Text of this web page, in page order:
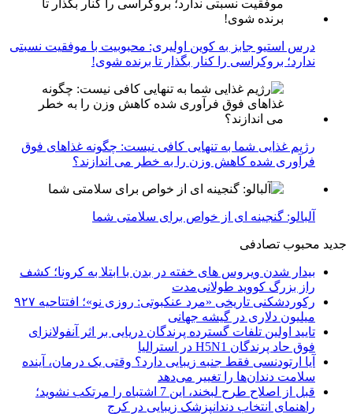
درس استیو جابز به کوین اولیری: محبوبیت با موفقیت نسبتی
ندارد؛ بروکراسی را کنار بگذار تا برنده شوی!
رژیم غذایی شما به تنهایی کافی نیست: چگونه غذاهای فوق
فرآوری شده کاهش وزن را به خطر می اندازند؟
آلبالو: گنجینه ای از خواص برای سلامتی شما
جدید محبوب تصادفی
بیدار شدن ویروس‌ های خفته در بدن با ابتلا به کرونا؛ کشف
راز بزرگ کووید طولانی‌مدت
رکوردشکنی تاریخی «مرد عنکبوتی: روزی نو»؛ افتتاحیه ۹۲۷
میلیون دلاری در گیشه جهانی
تایید اولین تلفات گسترده پرندگان دریایی بر اثر آنفولانزای
فوق حاد پرندگان H5N1 در استرالیا
آیا ارتودنسی فقط جنبه زیبایی دارد؟ وقتی یک درمان، آینده
سلامت دندان‌ها را تغییر می‌دهد
قبل از اصلاح طرح لبخند، این 7 اشتباه را مرتکب نشوید؛
راهنمای انتخاب دندانپزشک زیبایی در کرج